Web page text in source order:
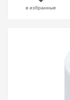
в избранные